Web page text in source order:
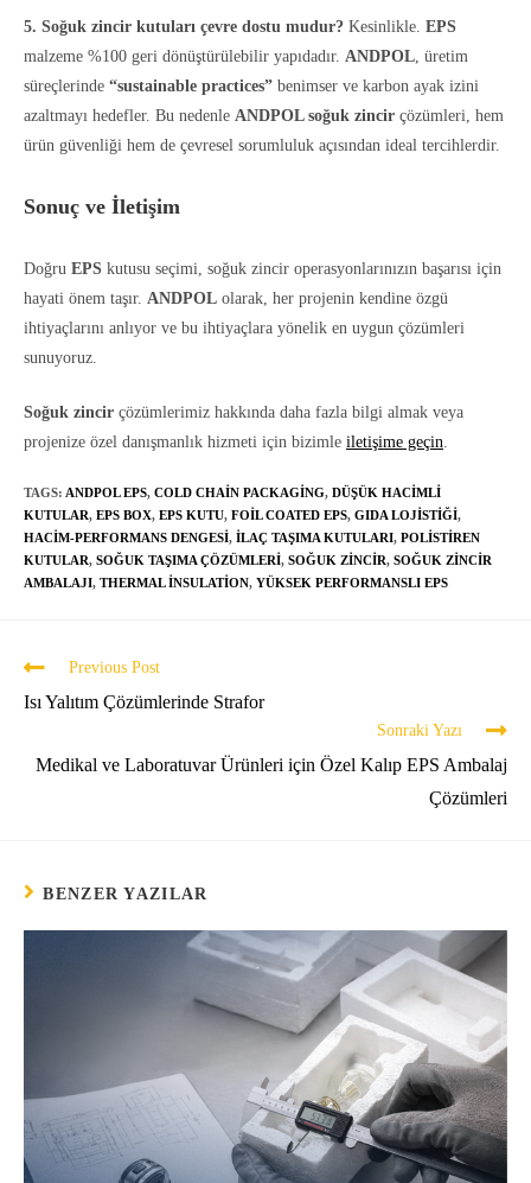
5. Soğuk zincir kutuları çevre dostu mudur? Kesinlikle. EPS
malzeme %100 geri dönüştürülebilir yapıdadır. ANDPOL, üretim
süreçlerinde “sustainable practices” benimser ve karbon ayak izini
azaltmayı hedefler. Bu nedenle ANDPOL soğuk zincir çözümleri, hem
ürün güvenliği hem de çevresel sorumluluk açısından ideal tercihlerdir.
Sonuç ve İletişim
Doğru EPS kutusu seçimi, soğuk zincir operasyonlarınızın başarısı için
hayati önem taşır. ANDPOL olarak, her projenin kendine özgü
ihtiyaçlarını anlıyor ve bu ihtiyaçlara yönelik en uygun çözümleri
sunuyoruz.
Soğuk zincir çözümlerimiz hakkında daha fazla bilgi almak veya
projenize özel danışmanlık hizmeti için bizimle iletişime geçin.
TAGS: ANDPOL EPS, COLD CHAIN PACKAGING, DÜŞÜK HACIMLI
KUTULAR, EPS BOX, EPS KUTU, FOIL COATED EPS, GIDA LOJISTIĞI,
HACIM-PERFORMANS DENGESI, ILAÇ TAŞIMA KUTULARI, POLISTIREN
KUTULAR, SOĞUK TAŞIMA ÇÖZÜMLERI, SOĞUK ZINCIR, SOĞUK ZINCIR
AMBALAJI, THERMAL INSULATION, YÜKSEK PERFORMANSLI EPS
Previous Post
Isı Yalıtım Çözümlerinde Strafor
Sonraki Yazı
Medikal ve Laboratuvar Ürünleri için Özel Kalıp EPS Ambalaj
Çözümleri
BENZER YAZILAR